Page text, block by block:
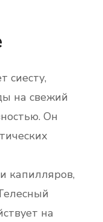
сиесту,
на свежий
Он
капилляров,
на